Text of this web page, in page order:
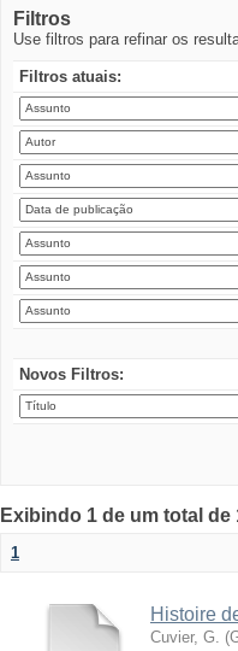
Filtros
Use filtros para refinar os
Filtros atuais:
Novos Filtros:
Exibindo 1 de um total de
1
Histoire
Cuvier, G.